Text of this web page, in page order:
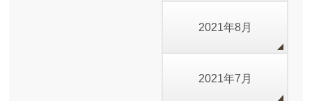
2021年8月
2021年7月